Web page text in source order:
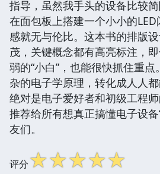
指导，虽然我手头的设备比较
在面包板上搭建一个小小的
感就无与伦比。这本书的排版
茂，关键概念都有高亮标注，
弱的“小白”，也能很快抓住重
杂的电子学原理，转化成人人
绝对是电子爱好者和初级工程
推荐给所有想真正搞懂电子设
友们。
评分☆☆☆☆☆